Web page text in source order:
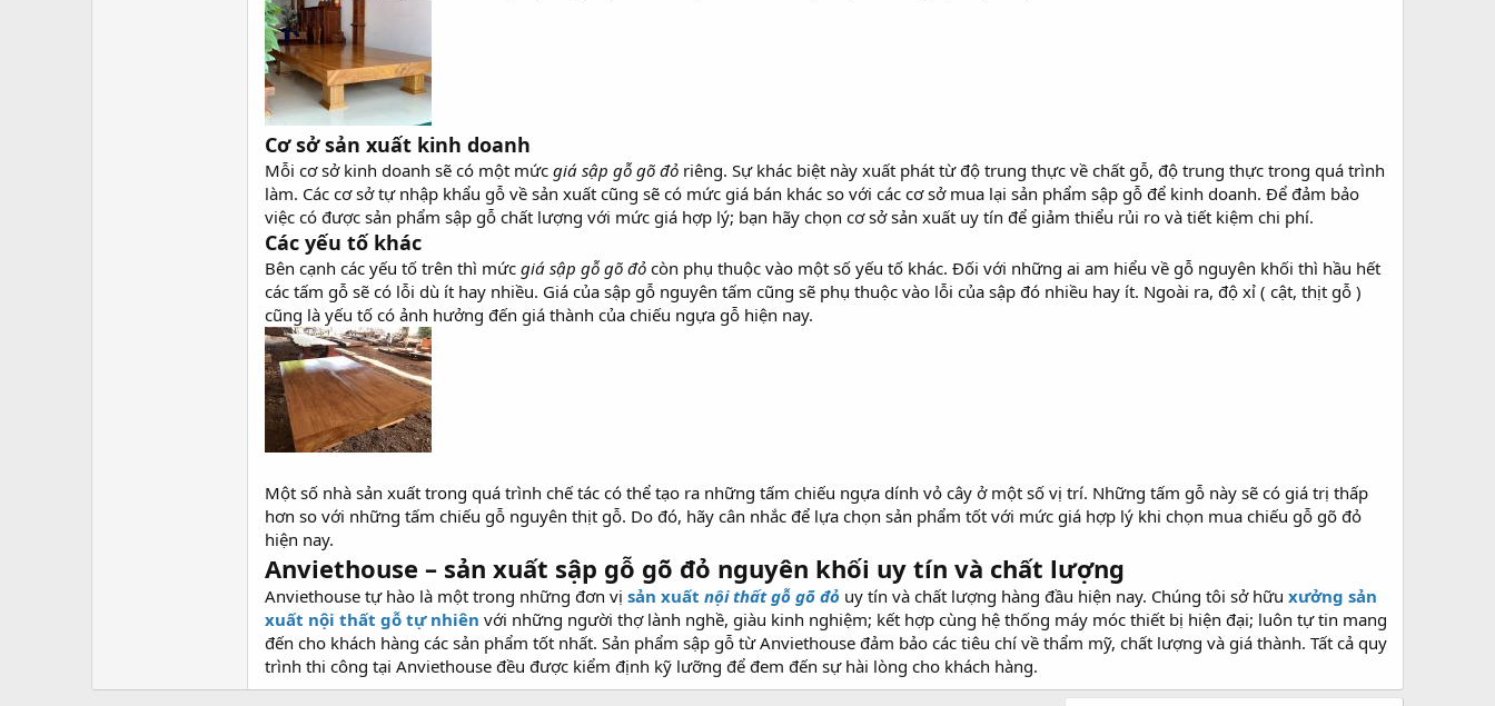
Cơ sở sản xuất kinh doanh
Mỗi cơ sở kinh doanh sẽ có một mức giá sập gỗ gõ đỏ riêng. Sự khác biệt này xuất phát từ độ trung thực về chất gỗ, độ trung thực trong quá trình
làm. Các cơ sở tự nhập khẩu gỗ về sản xuất cũng sẽ có mức giá bán khác so với các cơ sở mua lại sản phẩm sập gỗ để kinh doanh. Để đảm bảo
việc có được sản phẩm sập gỗ chất lượng với mức giá hợp lý; bạn hãy chọn cơ sở sản xuất uy tín để giảm thiểu rủi ro và tiết kiệm chi phí.
Các yếu tố khác
Bên cạnh các yếu tố trên thì mức giá sập gỗ gõ đỏ còn phụ thuộc vào một số yếu tố khác. Đối với những ai am hiểu về gỗ nguyên khối thì hầu hết
các tấm gỗ sẽ có lỗi dù ít hay nhiều. Giá của sập gỗ nguyên tấm cũng sẽ phụ thuộc vào lỗi của sập đó nhiều hay ít. Ngoài ra, độ xỉ ( cật, thịt gỗ )
cũng là yếu tố có ảnh hưởng đến giá thành của chiếu ngựa gỗ hiện nay.
Một số nhà sản xuất trong quá trình chế tác có thể tạo ra những tấm chiếu ngựa dính vỏ cây ở một số vị trí. Những tấm gỗ này sẽ có giá trị thấp
hơn so với những tấm chiếu gỗ nguyên thịt gỗ. Do đó, hãy cân nhắc để lựa chọn sản phẩm tốt với mức giá hợp lý khi chọn mua chiếu gỗ gõ đỏ
hiện nay.
Anviethouse – sản xuất sập gỗ gõ đỏ nguyên khối uy tín và chất lượng
Anviethouse tự hào là một trong những đơn vị sản xuất nội thất gỗ gõ đỏ uy tín và chất lượng hàng đầu hiện nay. Chúng tôi sở hữu xưởng sản
xuất nội thất gỗ tự nhiên với những người thợ lành nghề, giàu kinh nghiệm; kết hợp cùng hệ thống máy móc thiết bị hiện đại; luôn tự tin mang
đến cho khách hàng các sản phẩm tốt nhất. Sản phẩm sập gỗ từ Anviethouse đảm bảo các tiêu chí về thẩm mỹ, chất lượng và giá thành. Tất cả quy
trình thi công tại Anviethouse đều được kiểm định kỹ lưỡng để đem đến sự hài lòng cho khách hàng.